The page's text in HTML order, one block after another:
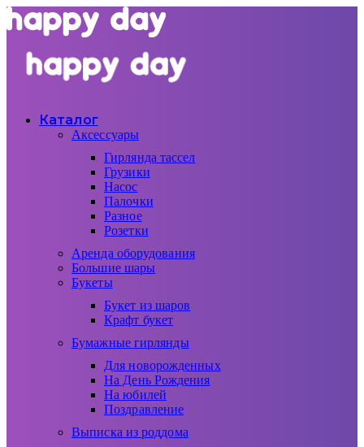
Каталог
Аксессуары
Гирлянда тассел
Грузики
Насос
Палочки
Разное
Розетки
Аренда оборудования
Большие шары
Букеты
Букет из шаров
Крафт букет
Бумажные гирлянды
Для новорожденных
На День Рождения
На юбилей
Поздравление
Выписка из роддома